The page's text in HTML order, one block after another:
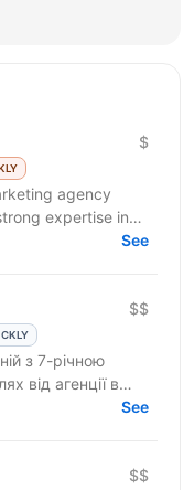
$
expertise in
We work with...
See
$$
з 7-річною
від агенції в
екосистеми:See
$$